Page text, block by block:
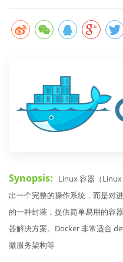
Synopsis:
Linux 容器（
出一个完整的操作系统，而是对
的一种封装，提供简单易用的容
器解决方案。Docker 非常适合
微服务架构等